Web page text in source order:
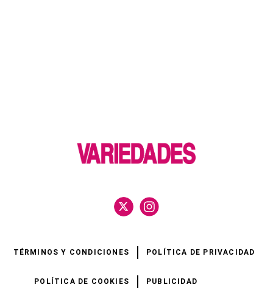
TÉRMINOS Y CONDICIONES POLÍTICA DE PRIVACIDAD
POLÍTICA DE COOKIES PUBLICIDAD